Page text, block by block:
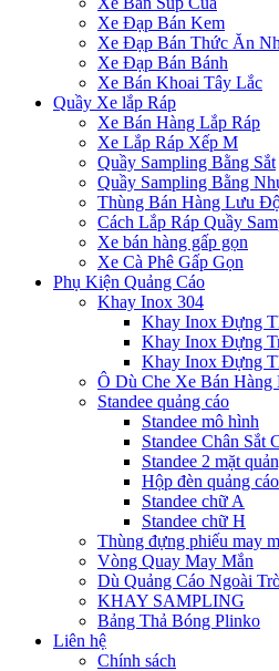
Xe Đạp Bán Kem
Xe Đạp Bán Thức Ăn
Xe Đạp Bán Bánh
Xe Bán Khoai Tây Lắc
Quầy Xe lắp Ráp
Xe Bán Hàng Lắp Ráp
Xe Lắp Ráp Xếp M
Quầy Sampling Bằng Sắt
Quầy Sampling Bằng
Thùng Bán Hàng Lưu
Cách Lắp Ráp Quầy
Xe bán hàng gấp gọn
Xe Cà Phê Gấp Gọn
Phụ Kiện Quảng Cáo
Khay Inox 304
Khay Inox Đựng
Khay Inox Đựng
Khay Inox Đựng
Ô Dù Che Xe Bán
Standee quảng cáo
Standee mô hình
Standee Chân Sắt
Standee 2 mặt
Hộp đèn quảng cáo
Standee chữ A
Standee chữ H
Thùng đựng phiếu may
Vòng Quay May Mắn
Dù Quảng Cáo Ngoài
KHAY SAMPLING
Bảng Thả Bóng Plinko
Liên hệ
Chính sách